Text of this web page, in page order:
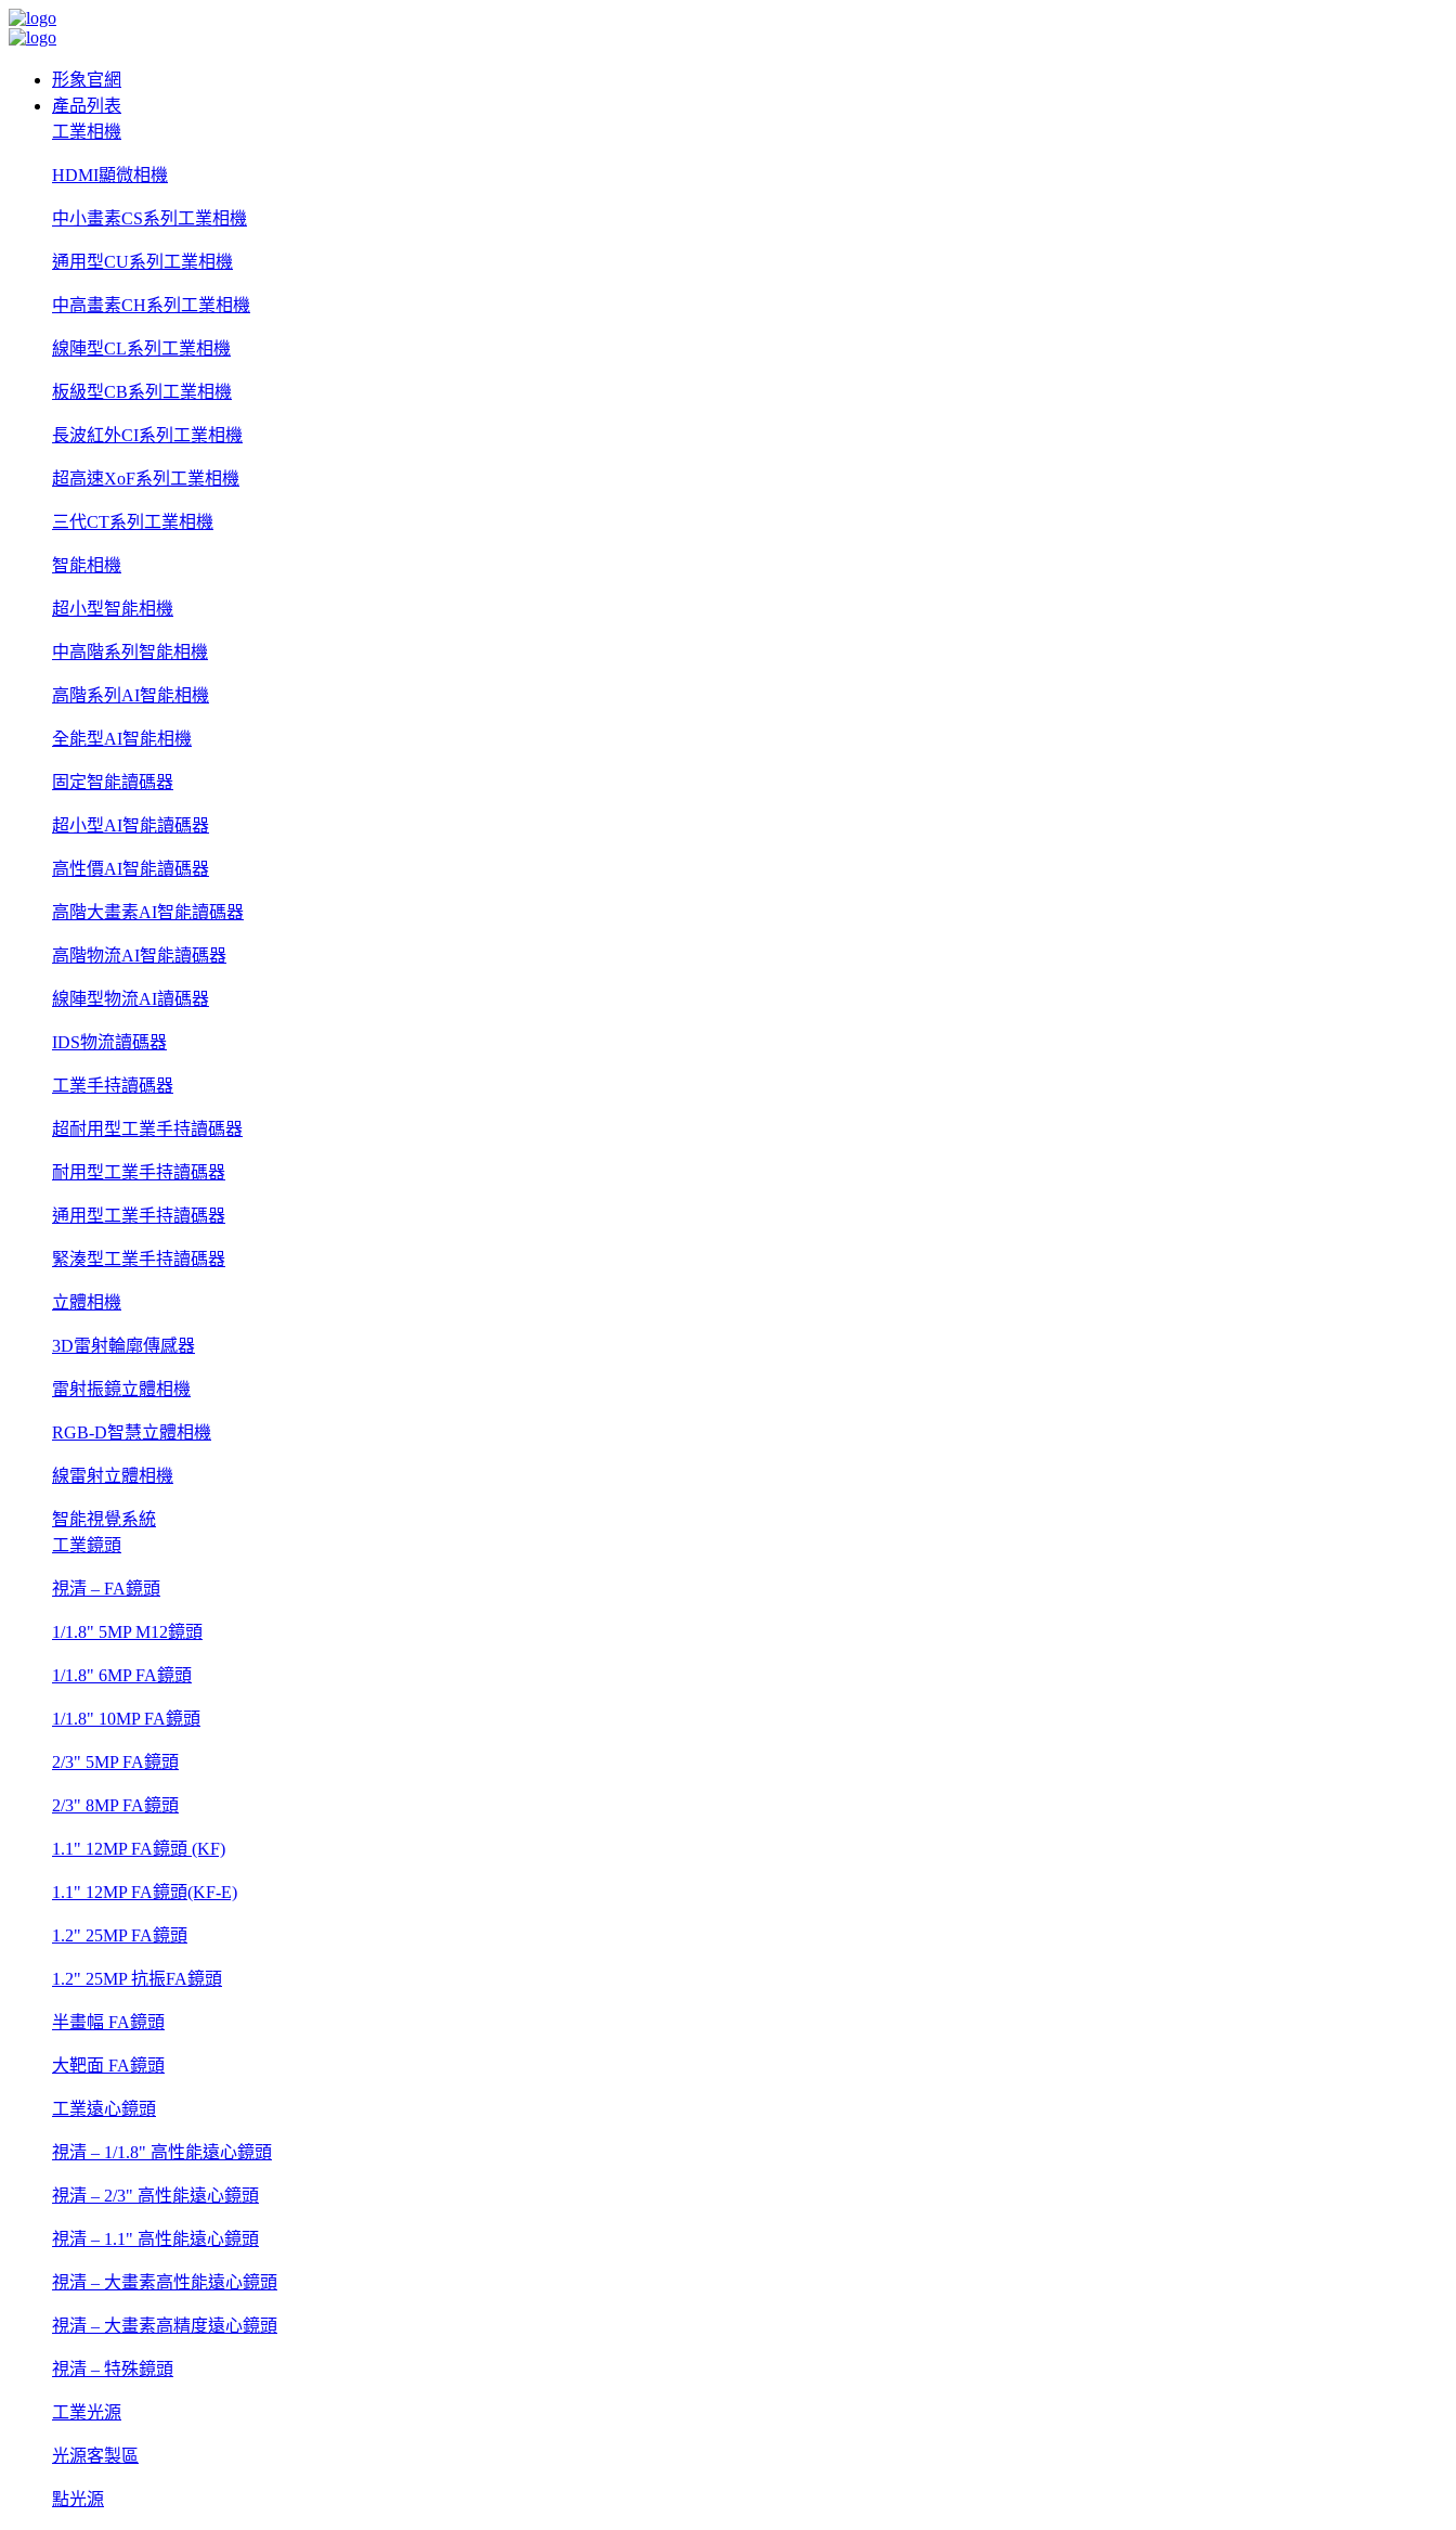
形象官網
產品列表
工業相機
HDMI顯微相機
中小畫素CS系列工業相機
通用型CU系列工業相機
中高畫素CH系列工業相機
線陣型CL系列工業相機
板級型CB系列工業相機
長波紅外CI系列工業相機
超高速XoF系列工業相機
三代CT系列工業相機
智能相機
超小型智能相機
中高階系列智能相機
高階系列AI智能相機
全能型AI智能相機
固定智能讀碼器
超小型AI智能讀碼器
高性價AI智能讀碼器
高階大畫素AI智能讀碼器
高階物流AI智能讀碼器
線陣型物流AI讀碼器
IDS物流讀碼器
工業手持讀碼器
超耐用型工業手持讀碼器
耐用型工業手持讀碼器
通用型工業手持讀碼器
緊湊型工業手持讀碼器
立體相機
3D雷射輪廓傳感器
雷射振鏡立體相機
RGB-D智慧立體相機
線雷射立體相機
智能視覺系統
工業鏡頭
視清 – FA鏡頭
1/1.8" 5MP M12鏡頭
1/1.8" 6MP FA鏡頭
1/1.8" 10MP FA鏡頭
2/3" 5MP FA鏡頭
2/3" 8MP FA鏡頭
1.1" 12MP FA鏡頭 (KF)
1.1" 12MP FA鏡頭(KF-E)
1.2" 25MP FA鏡頭
1.2" 25MP 抗振FA鏡頭
半畫幅 FA鏡頭
大靶面 FA鏡頭
工業遠心鏡頭
視清 – 1/1.8" 高性能遠心鏡頭
視清 – 2/3" 高性能遠心鏡頭
視清 – 1.1" 高性能遠心鏡頭
視清 – 大畫素高性能遠心鏡頭
視清 – 大畫素高精度遠心鏡頭
視清 – 特殊鏡頭
工業光源
光源客製區
點光源